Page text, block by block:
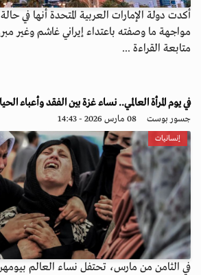
أكدت دولة الإمارات العربية المتحدة أنها في
مواجهة ما وصفته باعتداء إيراني غاشم وغير
متابعة القراءة ...
في يوم المرأة العالمي.. نساء غزة بين الفقد وأعباء
جسور بوست 08 مارس 2026 - 14:43
إنسانيات
في الثامن من مارس، تحتفل نساء العالم